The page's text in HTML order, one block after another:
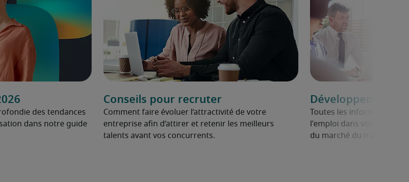
des tendances
dans notre guide
Conseils pour recruter
Comment faire évoluer l’attractivité de votre
entreprise afin d’attirer et retenir les meilleurs
talents avant vos concurrents.
Développement
Toutes les informations
l'emploi dans votre
du marché du travail.